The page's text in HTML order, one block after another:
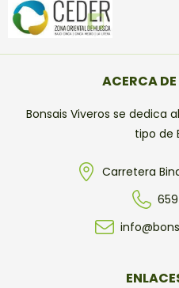
ACERCA
Bonsais Viveros se dedica
tipo de
Carretera